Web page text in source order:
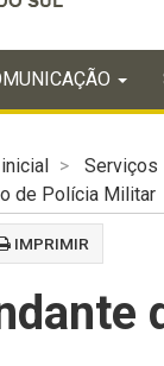
inicial Serviços
de Polícia Militar
IMPRIMIR